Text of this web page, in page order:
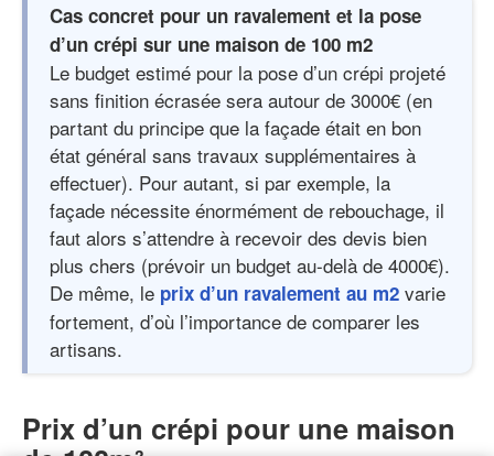
Cas concret pour un ravalement et la pose
d’un crépi sur une maison de 100 m2
Le budget estimé pour la pose d’un crépi projeté
sans finition écrasée sera autour de 3000€ (en
partant du principe que la façade était en bon
état général sans travaux supplémentaires à
effectuer). Pour autant, si par exemple, la
façade nécessite énormément de rebouchage, il
faut alors s’attendre à recevoir des devis bien
plus chers (prévoir un budget au-delà de 4000€).
De même, le prix d’un ravalement au m2 varie
fortement, d’où l’importance de comparer les
artisans.
Prix d’un crépi pour une maison